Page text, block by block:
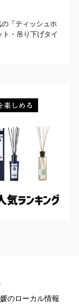
「ティッシュホ
・吊り下げタイ
のローカル情報